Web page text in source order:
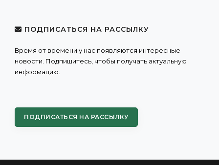
ПОДПИСАТЬСЯ НА РАССЫЛКУ
Время от времени у нас появляются интересные
новости. Подпишитесь, чтобы получать актуальную
информацию.
ПОДПИСАТЬСЯ НА РАССЫЛКУ